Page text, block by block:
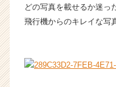
r）
どの写真を載せるか迷っ
飛行機からのキレイな写